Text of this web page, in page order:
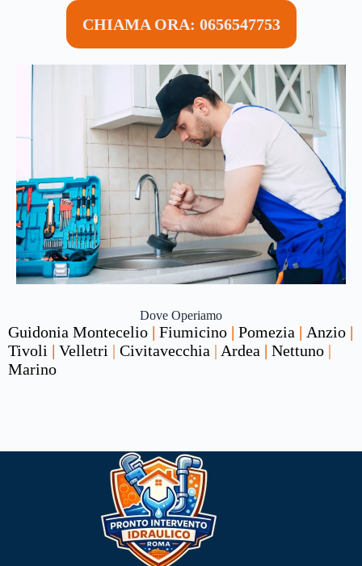
CHIAMA ORA: 0656547753
Dove Operiamo
Guidonia Montecelio | Fiumicino | Pomezia | Anzio |
Tivoli | Velletri | Civitavecchia | Ardea | Nettuno |
Marino